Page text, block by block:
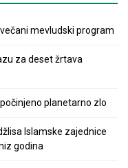
mevludski program
za deset žrtava
planetarno zlo
Islamske zajednice
godina